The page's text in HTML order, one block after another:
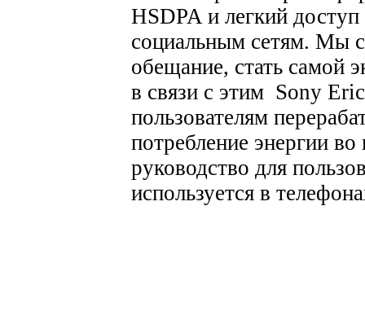
HSDPA и легкий
социальным сетям. Мы
обещание, стать самой
в связи с этим Sony
пользователям
потребление энергии
руководство для
используется в